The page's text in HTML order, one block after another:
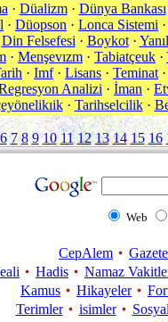
· Düalizm· Dünya Bankası
· Düopson · Lonca Sistemi
Din Felsefesi · Boykot·
· Menşevızm · Tabiatçeuk ·
· Imf· Lisans · Teminat
Analizi · İman ·
· Tarihselcilik·
6 7 8 9 10 11 12 13 14 15 16
Web
CepAlem
Hadis
Namaz
Kamus
Hikayeler
Terimler
isimler